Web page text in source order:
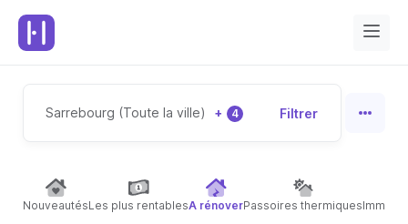
Sarrebourg (Toute la ville) + 4 Filtrer
NouveautésLes plus rentablesA rénoverPassoires thermiques